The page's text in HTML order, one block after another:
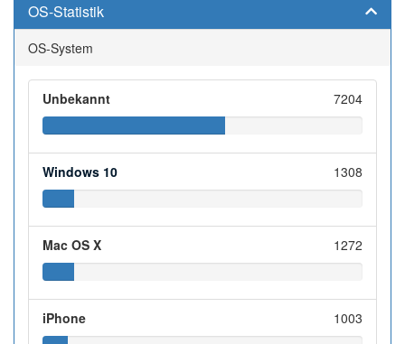
OS-Statistik
OS-System
Unbekannt 7204
Windows 10 1308
Mac OS X 1272
iPhone 1003